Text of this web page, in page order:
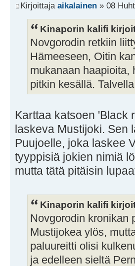
Kirjoittaja aikalainen » 08
Kinaporin kalifi
Novgorodin retkiin
Hämeeseen, Oitin
mukanaan haapioita,
pitkin kesällä.
Karttaa katsoen 'Black
laskeva Mustijoki. Sen
Puujoelle, joka laskee
tyyppisiä jokien nimiä
mutta tätä pitäisin
Kinaporin kalifi
Novgorodin kronikan
Mustijokea ylös,
paluureitti olisi
ja edelleen sieltä